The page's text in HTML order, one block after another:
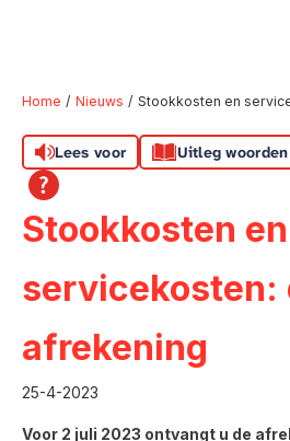
Naar hoofdinhoud
Naar hoofdnavigatiemenu
Naar zoeken
Home Nieuws Stookkosten en
Lees voor Uitleg woorden
Stookkosten en
servicekosten:
afrekening
25-4-2023
Voor 2 juli 2023 ontvangt u de